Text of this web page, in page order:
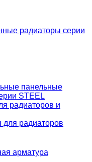
радиаторы серии
панельные
STEEL
радиаторов и
радиаторов
арматура